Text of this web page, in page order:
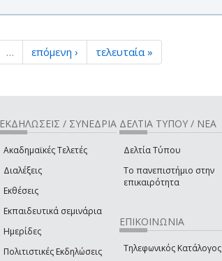
… επόμενη › τελευταία »
ΕΚΔΗΛΩΣΕΙΣ / ΣΥΝΕΔΡΙΑ
Ακαδημαϊκές Τελετές
Διαλέξεις
Εκθέσεις
Εκπαιδευτικά σεμινάρια
Ημερίδες
Πολιτιστικές Εκδηλώσεις
ΔΕΛΤΙΑ ΤΥΠΟΥ / ΝΕΑ
Δελτία Τύπου
Το πανεπιστήμιο στην
επικαιρότητα
ΕΠΙΚΟΙΝΩΝΙΑ
Τηλεφωνικός Κατάλογος